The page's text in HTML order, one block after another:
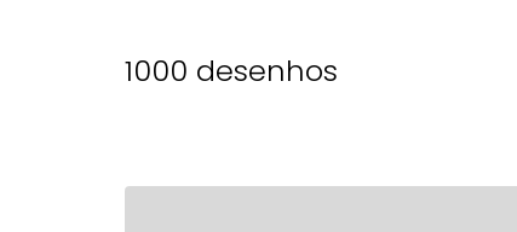
1000 desenhos